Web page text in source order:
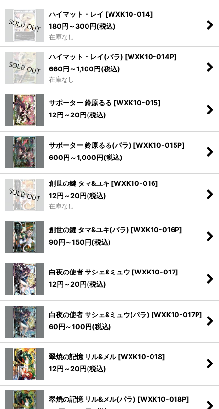
ハイマット・レイ [WXK10-014]
180円 ～300円(税込)
在庫なし
ハイマット・レイ(パラ) [WXK10-014P]
660円 ～1,100円(税込)
在庫なし
サポーター 鈴原るる [WXK10-015]
12円 ～20円(税込)
サポーター 鈴原るる(パラ) [WXK10-015P]
600円 ～1,000円(税込)
創世の鍵 タマ&ユキ [WXK10-016]
12円 ～20円(税込)
在庫なし
創世の鍵 タマ&ユキ(パラ) [WXK10-016P]
90円 ～150円(税込)
白夜の使者 サシェ&ミュウ [WXK10-017]
12円 ～20円(税込)
白夜の使者 サシェ&ミュウ(パラ) [WXK10-017P]
60円 ～100円(税込)
翠焼の記憶 リル&メル [WXK10-018]
12円 ～20円(税込)
翠焼の記憶 リル&メル(パラ) [WXK10-018P]